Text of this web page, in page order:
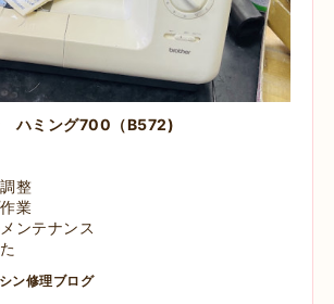
ハミング700（B572)
整
業
ンテナンス
ン修理ブログ